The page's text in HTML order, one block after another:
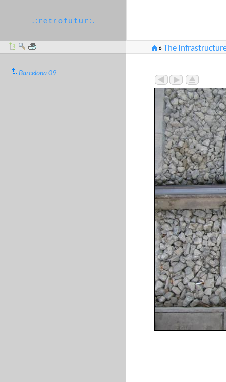
. : r e t r o f u t u r : .
»The
Barcelona 09